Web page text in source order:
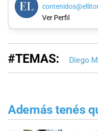
Ver Perfil
#TEMAS: Diego
Además tenés